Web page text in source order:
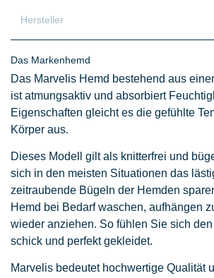
Hersteller
Das Markenhemd
Das Marvelis Hemd bestehend aus
ist atmungsaktiv und absorbiert
Eigenschaften gleicht es die gefühlte
Körper aus.
Dieses Modell gilt als knitterfrei und
sich in den meisten Situationen das
zeitraubende Bügeln der Hemden
Hemd bei Bedarf waschen, aufhängen
wieder anziehen. So fühlen Sie sich
schick und perfekt gekleidet.
Marvelis bedeutet hochwertige Qualität